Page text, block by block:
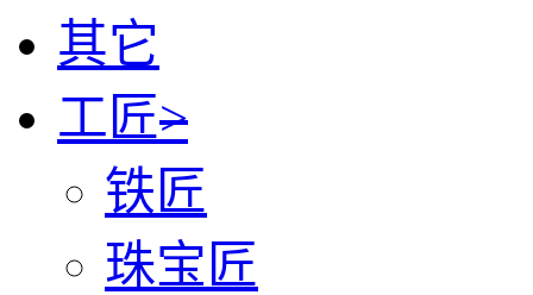
其它
工匠>
铁匠
珠宝匠